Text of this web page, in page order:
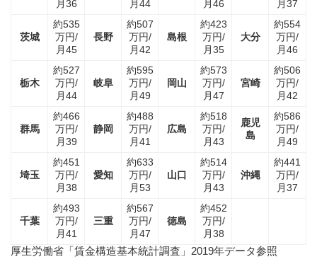
月36
月44
月46
月37
茨城
約535
万円/
月45
長野
約507
万円/
月42
島根
約423
万円/
月35
大分
約554
万円/
月46
栃木
約527
万円/
月44
岐阜
約595
万円/
月49
岡山
約573
万円/
月47
宮崎
約506
万円/
月42
群馬
約466
万円/
月39
静岡
約488
万円/
月41
広島
約518
万円/
月43
鹿児
島
約586
万円/
月49
埼玉
約451
万円/
月38
愛知
約633
万円/
月53
山口
約514
万円/
月43
沖縄
約441
万円/
月37
千葉
約493
万円/
月41
三重
約567
万円/
月47
徳島
約452
万円/
月38
厚生労働省「賃金構造基本統計調査」2019年データ参照